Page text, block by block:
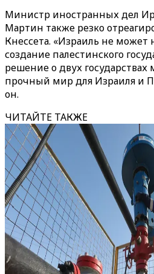
Министр иностранных дел
Мартин также резко
Кнессета. «Израиль не может
создание палестинского
решение о двух
прочный мир для Израиля и
он.
ЧИТАЙТЕ ТАКЖЕ